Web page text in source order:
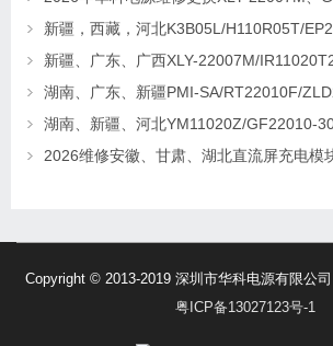
Copyright © 2013-2019 深圳市华科电源有限公
粤ICP备13027123号-1